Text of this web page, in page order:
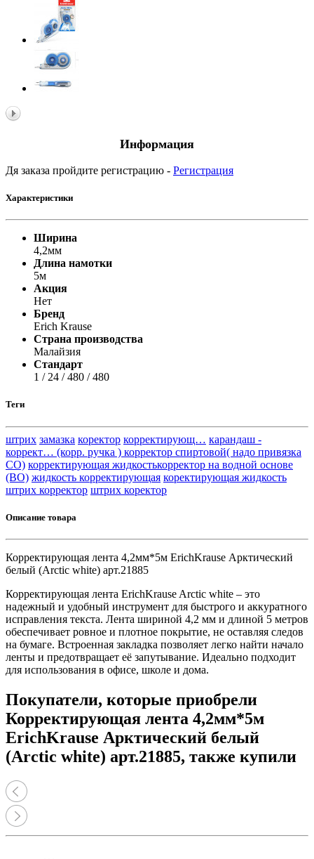
Информация
Дя заказа пройдите регистрацию - Регистрация
Характеристики
Ширина
4,2мм
Длина намотки
5м
Акция
Нет
Бренд
Erich Krause
Страна производства
Малайзия
Стандарт
1 / 24 / 480 / 480
Теги
штрих замазка коректор корректирующ… карандаш -
коррект… (корр. ручка ) корректор спиртовой( надо привязка
СО) корректирующая жидкостькорректор на водной основе
(ВО) жидкость корректирующая коректирующая жидкость
штрих корректор штрих коректор
Описание товара
Корректирующая лента 4,2мм*5м ErichKrause Арктический
белый (Arctic white) арт.21885
Корректирующая лента ErichKrause Arctic white – это
надежный и удобный инструмент для быстрого и аккуратного
исправления текста. Лента шириной 4,2 мм и длиной 5 метров
обеспечивает ровное и плотное покрытие, не оставляя следов
на бумаге. Встроенная закладка позволяет легко найти начало
ленты и предотвращает её запутывание. Идеально подходит
для использования в офисе, школе и дома.
Покупатели, которые приобрели
Корректирующая лента 4,2мм*5м
ErichKrause Арктический белый
(Arctic white) арт.21885, также купили